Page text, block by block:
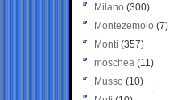
Milano (300)
Montezemolo (7)
Monti (357)
moschea (11)
Musso (10)